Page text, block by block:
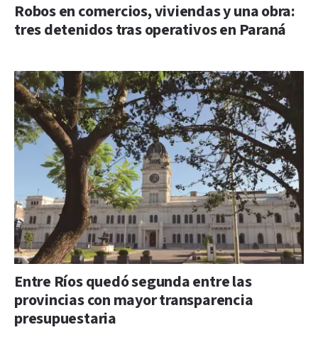
Robos en comercios, viviendas y una obra:
tres detenidos tras operativos en Paraná
Entre Ríos quedó segunda entre las
provincias con mayor transparencia
presupuestaria